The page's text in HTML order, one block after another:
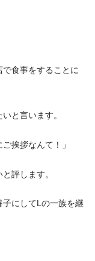
食事をすることに
と言います。
挨拶なんて！」
評します。
にしてLの一族を継